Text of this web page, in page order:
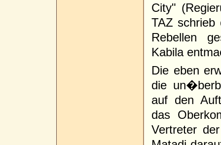
City"
TAZ
Rebellen
Kabila
Die eben
die
auf den
das
Vertreter